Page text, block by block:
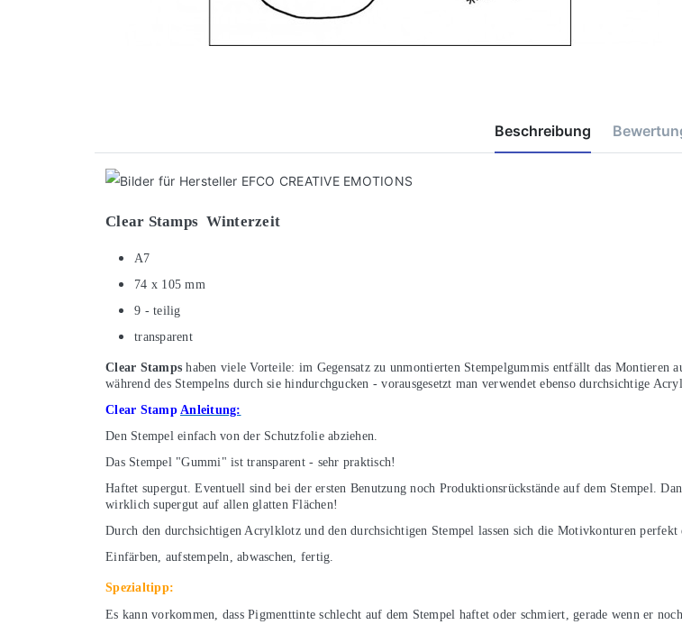
Beschreibung
Clear Stamps Winterzeit
A7
74 x 105 mm
9 - teilig
transparent
Clear Stamps haben viele Vorteile: im Gegensatz zu unmontierten Stempelgummis entfällt das Montieren
während des Stempelns durch sie hindurchgucken - vorausgesetzt man verwendet ebenso durchsichtige
Clear Stamp Anleitung:
Den Stempel einfach von der Schutzfolie abziehen.
Das Stempel "Gummi" ist transparent - sehr praktisch!
Haftet supergut. Eventuell sind bei der ersten Benutzung noch Produktionsrückstände auf dem Stempel.
wirklich supergut auf allen glatten Flächen!
Durch den durchsichtigen Acrylklotz und den durchsichtigen Stempel lassen sich die Motivkonturen
Einfärben, aufstempeln, abwaschen, fertig.
Spezialtipp:
Es kann vorkommen, dass Pigmenttinte schlecht auf dem Stempel haftet oder schmiert, gerade wenn er